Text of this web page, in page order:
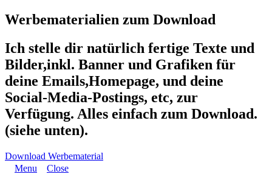
Werbematerialien zum Download
Ich stelle dir natürlich fertige Texte und
Bilder,inkl. Banner und Grafiken für
deine Emails,Homepage, und deine
Social-Media-Postings, etc, zur
Verfügung. Alles einfach zum Download.
(siehe unten).
Download Werbematerial
Menu
Close